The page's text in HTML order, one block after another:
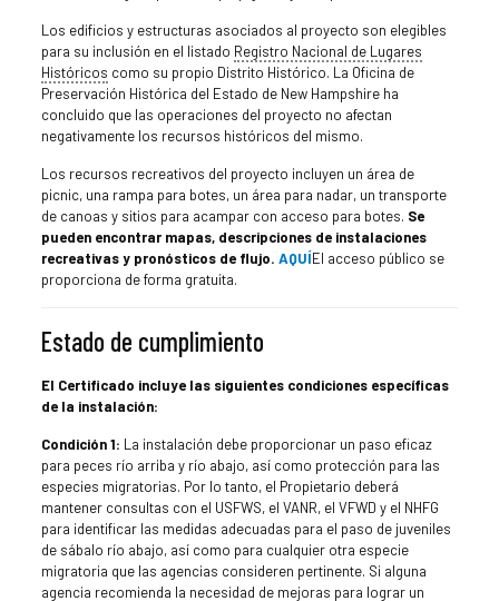
Los edificios y estructuras asociados al proyecto son elegibles
para su inclusión en el listado Registro Nacional de Lugares
Históricos como su propio Distrito Histórico. La Oficina de
Preservación Histórica del Estado de New Hampshire ha
concluido que las operaciones del proyecto no afectan
negativamente los recursos históricos del mismo.
Los recursos recreativos del proyecto incluyen un área de
picnic, una rampa para botes, un área para nadar, un transporte
de canoas y sitios para acampar con acceso para botes. Se
pueden encontrar mapas, descripciones de instalaciones
recreativas y pronósticos de flujo. AQUÍEl acceso público se
proporciona de forma gratuita.
Estado de cumplimiento
El Certificado incluye las siguientes condiciones específicas
de la instalación:
Condición 1: La instalación debe proporcionar un paso eficaz
para peces río arriba y río abajo, así como protección para las
especies migratorias. Por lo tanto, el Propietario deberá
mantener consultas con el USFWS, el VANR, el VFWD y el NHFG
para identificar las medidas adecuadas para el paso de juveniles
de sábalo río abajo, así como para cualquier otra especie
migratoria que las agencias consideren pertinente. Si alguna
agencia recomienda la necesidad de mejoras para lograr un